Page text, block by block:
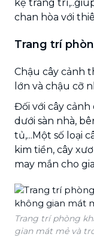
kệ trang
chan hòa với
Trang trí
Chậu cây cảnh
lớn và chậu cỡ
Đối với cây
dưới sàn nhà,
tủ,...Một số loại
kim tiền, cây
may mắn cho
Trang trí phòng
gian mát mẻ và